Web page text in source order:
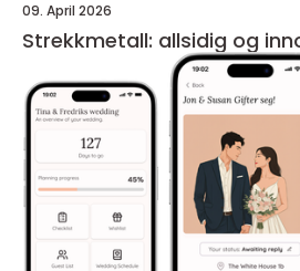
09. April 2026
Strekkmetall: allsidig og